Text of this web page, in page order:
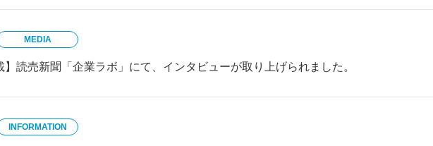
MEDIA
】読売新聞「企業ラボ」にて、インタビューが取り上げられました。
INFORMATION